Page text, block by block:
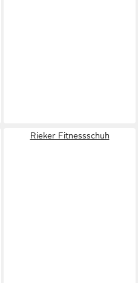
Rieker Fitnessschuh